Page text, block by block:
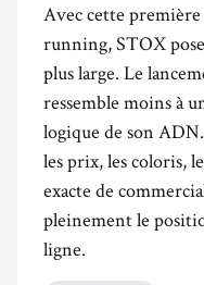
Avec cette
running, STOX pose
plus large. Le
ressemble moins à
logique de son
les prix, les coloris,
exacte de
pleinement le
ligne.